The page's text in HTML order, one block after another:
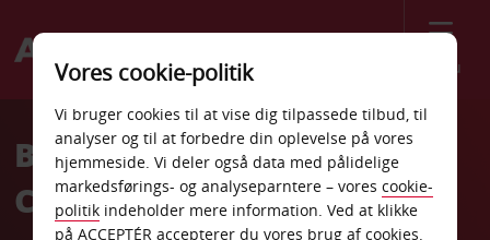
Menu
Welcome
AvisBilleje Kun
Chaufførservice
Vores cookie-politik
Vi bruger cookies til at vise dig tilpassede tilbud, til
analyser og til at forbedre din oplevelse på vores
hjemmeside. Vi deler også data med pålidelige
markedsførings- og analyseparntere – vores cookie-
politik indeholder mere information. Ved at klikke
på ACCEPTÉR accepterer du vores brug af cookies.